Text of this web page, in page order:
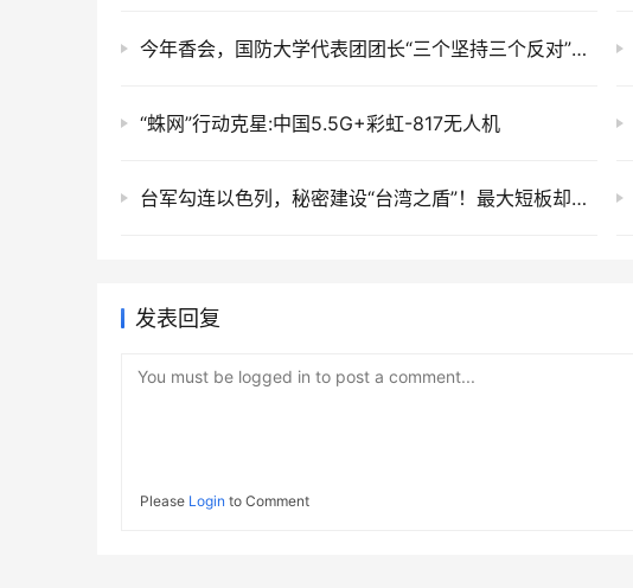
今年香会，国防大学代表团团长“三个坚持三个反对”说明了什么？
“蛛网”行动克星:中国5.5G+彩虹-817无人机
台军勾连以色列，秘密建设“台湾之盾”！最大短板却根本无解
发表回复
You must be logged in to post a comment...
Please Login to Comment